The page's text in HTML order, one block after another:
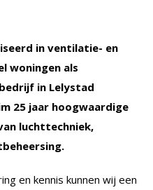
in ventilatie- en
woningen als
in Lelystad
25 jaar hoogwaardige
luchttechniek,
en kennis kunnen wij een